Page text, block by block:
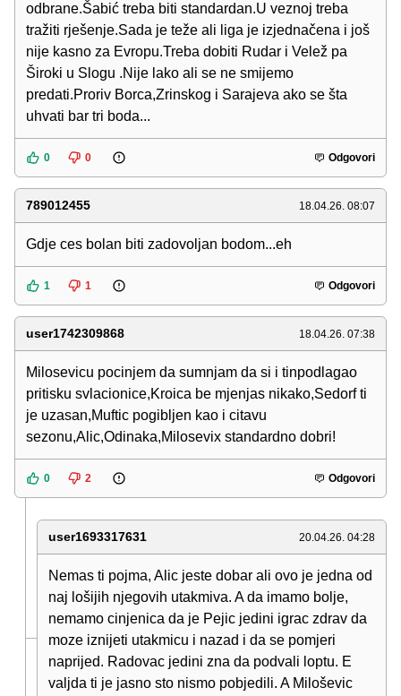
odbrane.Šabić treba biti standardan.U veznoj treba
tražiti rješenje.Sada je teže ali liga je izjednačena i još
nije kasno za Evropu.Treba dobiti Rudar i Velež pa
Široki u Slogu .Nije lako ali se ne smijemo
predati.Proriv Borca,Zrinskog i Sarajeva ako se šta
uhvati bar tri boda...
0 0 Odgovori
789012455 18.04.26. 08:07
Gdje ces bolan biti zadovoljan bodom...eh
1 1 Odgovori
user1742309868 18.04.26. 07:38
Milosevicu pocinjem da sumnjam da si i tinpodlagao
pritisku svlacionice,Kroica be mjenjas nikako,Sedorf ti
je uzasan,Muftic pogibljen kao i citavu
sezonu,Alic,Odinaka,Milosevix standardno dobri!
0 2 Odgovori
user1693317631 20.04.26. 04:28
Nemas ti pojma, Alic jeste dobar ali ovo je jedna od
naj lošijih njegovih utakmiva. A da imamo bolje,
nemamo cinjenica da je Pejic jedini igrac zdrav da
moze iznijeti utakmicu i nazad i da se pomjeri
naprijed. Radovac jedini zna da podvali loptu. E
valjda ti je jasno sto nismo pobjedili. A Miloševic